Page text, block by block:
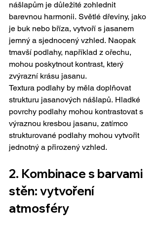
nášlapům je důležité zohlednit
barevnou harmonii. Světlé dřeviny, jako
je buk nebo bříza, vytvoří s jasanem
jemný a sjednocený vzhled. Naopak
tmavší podlahy, například z ořechu,
mohou poskytnout kontrast, který
zvýrazní krásu jasanu.
Textura podlahy by měla doplňovat
strukturu jasanových nášlapů. Hladké
povrchy podlahy mohou kontrastovat s
výraznou kresbou jasanu, zatímco
strukturované podlahy mohou vytvořit
jednotný a přirozený vzhled.
2. Kombinace s barvami
stěn: vytvoření
atmosféry